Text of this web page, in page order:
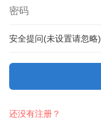
安全提问(未设置请忽略)
还没有注册？